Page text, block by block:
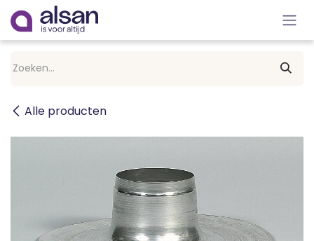
Overslaan naar inhoud
Alle producten